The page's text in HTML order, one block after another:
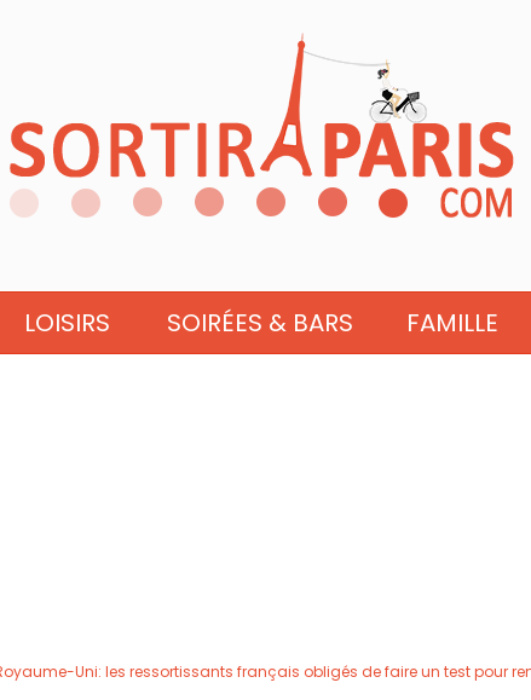
LOISIRS SOIRÉES & BARS FAMILLE
Uni: les ressortissants français obligés de faire un test pour